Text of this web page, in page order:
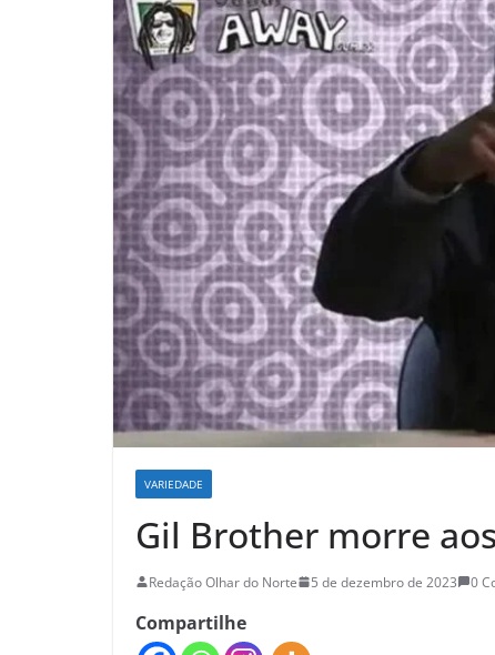
VARIEDADE
Gil Brother morre
Redação Olhar do Norte 5 de dezembro de 2023 0
Compartilhe